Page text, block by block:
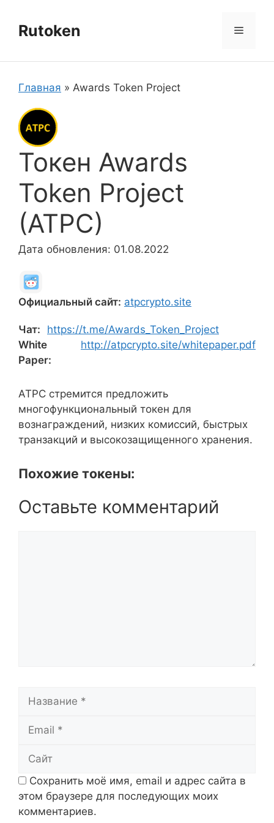
содержимому
Rutoken Меню
Главная » Awards Token Project
Токен Awards
Token Project
(ATPC)
Дата обновления: 01.08.2022
Официальный сайт: atpcrypto.site
Чат:
https://t.me/Awards_Token_Project
White
Paper:
http://atpcrypto.site/whitepaper.pdf
ATPC стремится предложить
многофункциональный токен для
вознаграждений, низких комиссий, быстрых
транзакций и высокозащищенного хранения.
Похожие токены:
Оставьте комментарий
Сохранить моё имя, email и адрес сайта в
этом браузере для последующих моих
комментариев.